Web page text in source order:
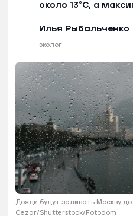
около 13°C, а
Илья Рыбальченко
эколог
Дожди будут заливать Москву
Cezar/Shutterstock/Fotodom